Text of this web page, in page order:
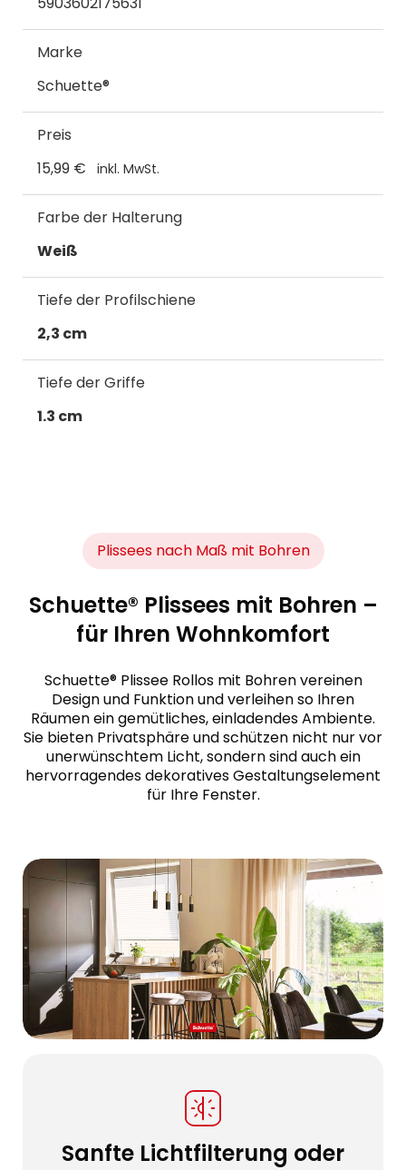
Marke
Schuette®
Preis
15,99 € inkl. MwSt.
Farbe der Halterung
Weiß
Tiefe der Profilschiene
2,3 cm
Tiefe der Griffe
1.3 cm
Plissees nach Maß mit Bohren
Schuette® Plissees mit Bohren –
für Ihren Wohnkomfort
Schuette® Plissee Rollos mit Bohren vereinen
Design und Funktion und verleihen so Ihren
Räumen ein gemütliches, einladendes Ambiente.
Sie bieten Privatsphäre und schützen nicht nur vor
unerwünschtem Licht, sondern sind auch ein
hervorragendes dekoratives Gestaltungselement
für Ihre Fenster.
Sanfte Lichtfilterung oder